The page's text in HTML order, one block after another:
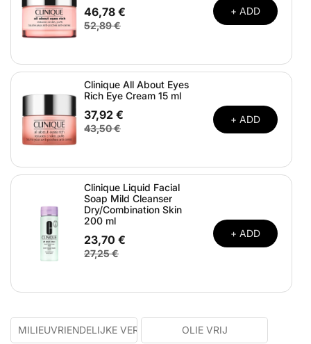
46,78 €
52,89 €
+ ADD
Clinique All About Eyes
Rich Eye Cream 15 ml
37,92 €
43,50 €
+ ADD
Clinique Liquid Facial
Soap Mild Cleanser
Dry/Combination Skin
200 ml
23,70 €
27,25 €
+ ADD
MILIEUVRIENDELIJKE VERPAKKINGENOLIE VRIJ